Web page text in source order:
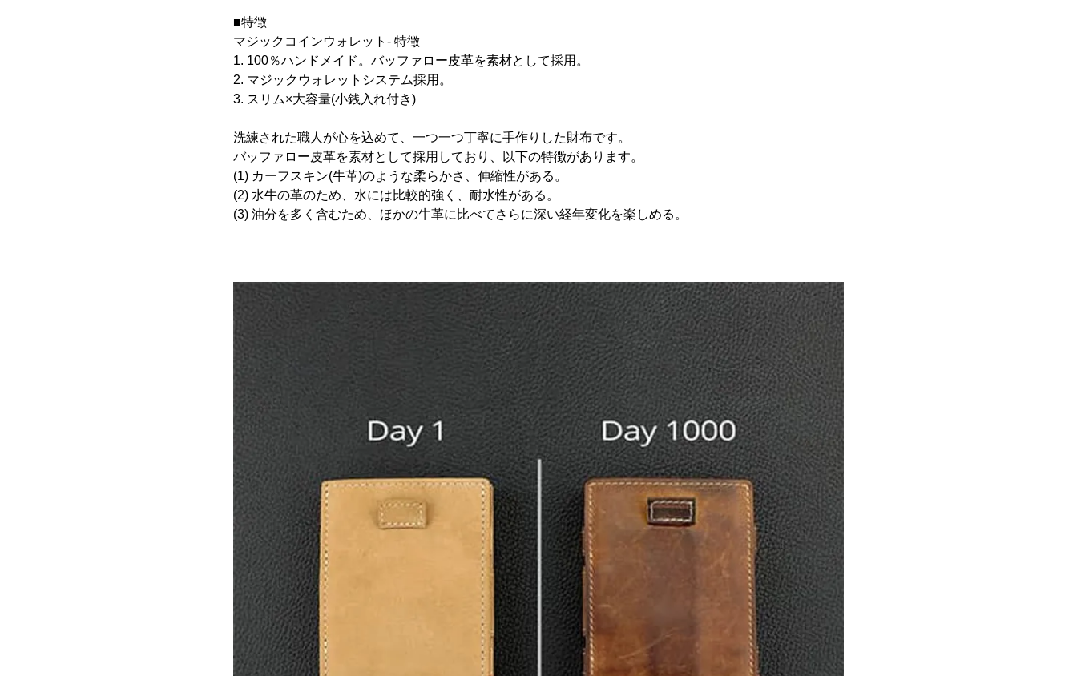
■特徴
マジックコインウォレット- 特徴
1. 100％ハンドメイド。バッファロー皮革を素材として採用。
2. マジックウォレットシステム採用。
3. スリム×大容量(小銭入れ付き)
洗練された職人が心を込めて、一つ一つ丁寧に手作りした財布です。
バッファロー皮革を素材として採用しており、以下の特徴があります。
(1) カーフスキン(牛革)のような柔らかさ、伸縮性がある。
(2) 水牛の革のため、水には比較的強く、耐水性がある。
(3) 油分を多く含むため、ほかの牛革に比べてさらに深い経年変化を楽しめる。